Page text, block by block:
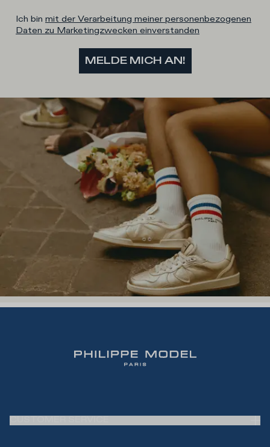
Ich bin mit der Verarbeitung meiner personenbezogenen
Daten zu Marketingzwecken einverstanden
MELDE MICH AN!
CUSTOMER SERVICE